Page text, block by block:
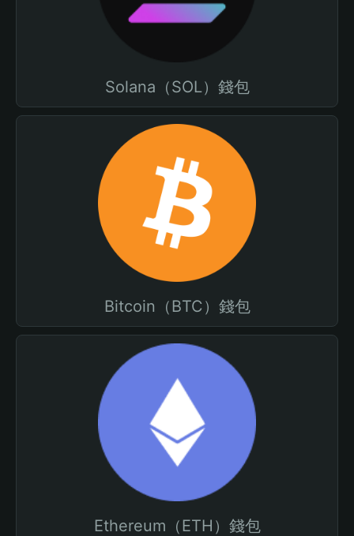
Solana（SOL）錢包
Bitcoin（BTC）錢包
Ethereum（ETH）錢包